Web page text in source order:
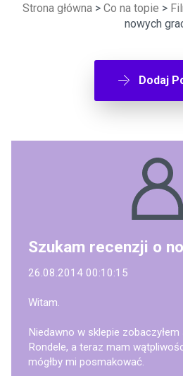
Strona główna > Co na topie >
nowych
Dodaj
Szukam recenzji o
26.08.2014 00:10:15
Witam.
Niedawno w sklepie
Rondele, a teraz mam
mógłby mi posmakować.